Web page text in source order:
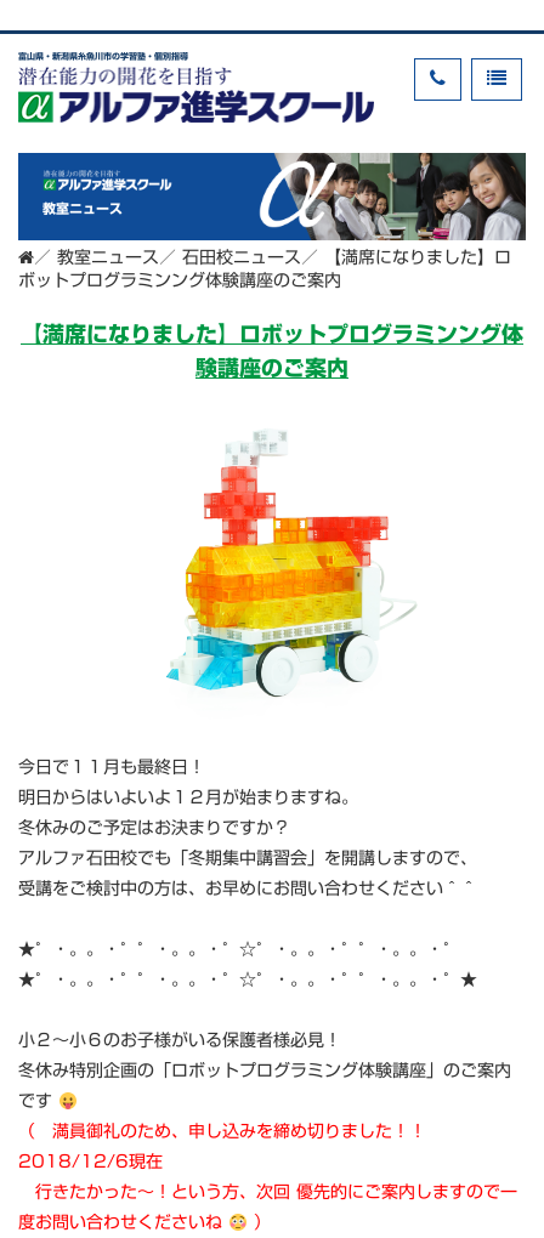
富山県・新潟県糸魚川市の学習塾・個別指導
教室ニュース
／ 教室ニュース ／ 石田校ニュース ／
【満席になりました】ロ
ボットプログラミンング体験講座のご案内
【満席になりました】ロボットプログラミンング体
験講座のご案内
今日で１１月も最終日！
明日からはいよいよ１２月が始まりますね。
冬休みのご予定はお決まりですか？
アルファ石田校でも「冬期集中講習会」を開講しますので、
受講をご検討中の方は、お早めにお問い合わせください＾＾
★゜・。。・゜゜・。。・゜☆゜・。。・゜゜・。。・゜
★゜・。。・゜゜・。。・゜☆゜・。。・゜゜・。。・゜★
小２～小６のお子様がいる保護者様必見！
冬休み特別企画の「ロボットプログラミング体験講座」のご案内
です
（ 満員御礼のため、申し込みを締め切りました！！
2018/12/6現在
行きたかった～！という方、次回 優先的にご案内しますので一
度お問い合わせくださいね
）